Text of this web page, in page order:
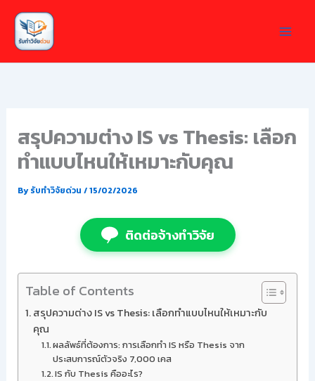
Skip
content
สรุปความต่าง IS vs Thesis: เลือก
ทำแบบไหนให้เหมาะกับคุณ
Byรับทำวิจัยด่วน /15/02/2026
ติดต่อจ้างทำวิจัย
Table of Contents
สรุปความต่าง IS vs Thesis: เลือกทำแบบไหนให้เหมาะกับ
คุณ
ผลลัพธ์ที่ต้องการ: การเลือกทำ IS หรือ Thesis จาก
ประสบการณ์ตัวจริง 7,000 เคส
IS กับ Thesis คืออะไร?